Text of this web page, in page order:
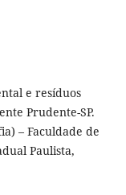
e resíduos
Prudente-SP.
– Faculdade de
Paulista,